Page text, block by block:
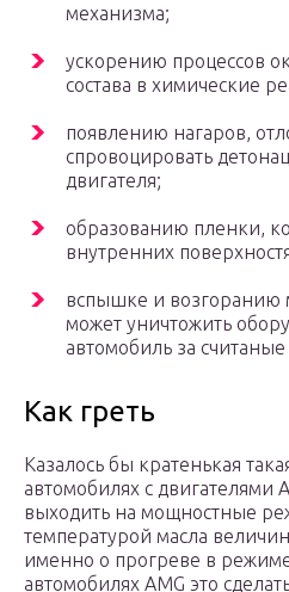
механизма;
ускорению процессов
состава в химические
появлению нагаров,
спровоцировать
двигателя;
образованию пленки,
внутренних
вспышке и возгоранию
может уничтожить
автомобиль за
Как греть
Казалось бы кратенькая
автомобилях с двигателями
выходить на мощностные
температурой масла
именно о прогреве в
автомобилях AMG это